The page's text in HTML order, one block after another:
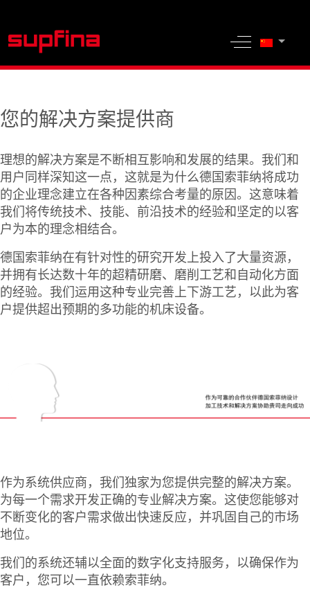
Off-Canvas
选择你的
您的解决方案提供商
理想的解决方案是不断相互影响和发展的结果。我们和
用户同样深知这一点，这就是为什么德国索菲纳将成功
的企业理念建立在各种因素综合考量的原因。这意味着
我们将传统技术、技能、前沿技术的经验和坚定的以客
户为本的理念相结合。
德国索菲纳在有针对性的研究开发上投入了大量资源，
并拥有长达数十年的超精研磨、磨削工艺和自动化方面
的经验。我们运用这种专业完善上下游工艺，以此为客
户提供超出预期的多功能的机床设备。
作为系统供应商，我们独家为您提供完整的解决方案。
为每一个需求开发正确的专业解决方案。这使您能够对
不断变化的客户需求做出快速反应，并巩固自己的市场
地位。
我们的系统还辅以全面的数字化支持服务，以确保作为
客户，您可以一直依赖索菲纳。